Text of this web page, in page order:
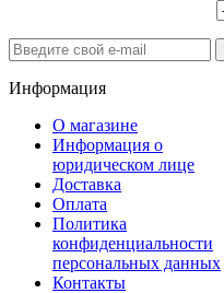
Информация
О магазине
Информация о
юридическом лице
Доставка
Оплата
Политика
конфиденциальности
персональных данных
Контакты